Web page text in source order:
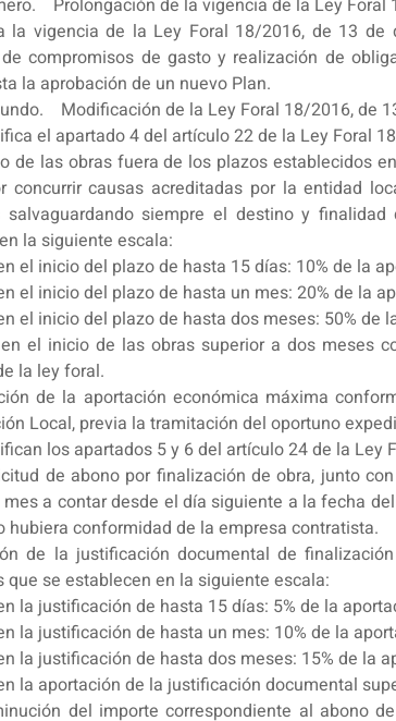
la vigencia de la Ley Foral 18/2016, de 13 de
compromisos de gasto y realización de
la aprobación de un nuevo Plan.
Modificación de la Ley Foral 18/2016, de
el apartado 4 del artículo 22 de la Ley Foral
las obras fuera de los plazos establecidos
concurrir causas acreditadas por la entidad
salvaguardando siempre el destino y
la siguiente escala:
el inicio del plazo de hasta 15 días: 10% de la
el inicio del plazo de hasta un mes: 20% de la
el inicio del plazo de hasta dos meses: 50% de
el inicio de las obras superior a dos meses
la ley foral.
de la aportación económica máxima
Local, previa la tramitación del oportuno
los apartados 5 y 6 del artículo 24 de la Ley
de abono por finalización de obra, junto
a contar desde el día siguiente a la fecha
hubiera conformidad de la empresa contratista.
de la justificación documental de
que se establecen en la siguiente escala:
la justificación de hasta 15 días: 5% de la
la justificación de hasta un mes: 10% de la
la justificación de hasta dos meses: 15% de la
la aportación de la justificación documental
del importe correspondiente al abono